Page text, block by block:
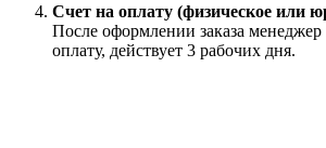
Счет на оплату (физическое или
После оформлении заказа
оплату, действует 3 рабочих дня.